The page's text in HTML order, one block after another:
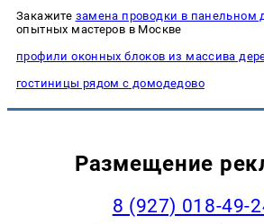
Закажите замена проводки в панельном
опытных мастеров в Москве
профили оконных блоков из массива
гостиницы рядом с домодедово
Размещение
8 (927) 018-49-